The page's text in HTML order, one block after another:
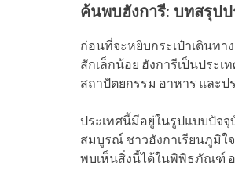
ค้นพบฮังการี: บทสรุป
ก่อนที่จะหยิบกระเป๋าเดินทา
สักเล็กน้อย ฮังการีเป็นปร
สถาปัตยกรรม อาหาร และป
ประเทศนี้มีอยู่ในรูปแบบปัจ
สมบูรณ์ ชาวฮังกาเรียนภูมิใ
พบเห็นสิ่งนี้ได้ในพิพิธภัณฑ์